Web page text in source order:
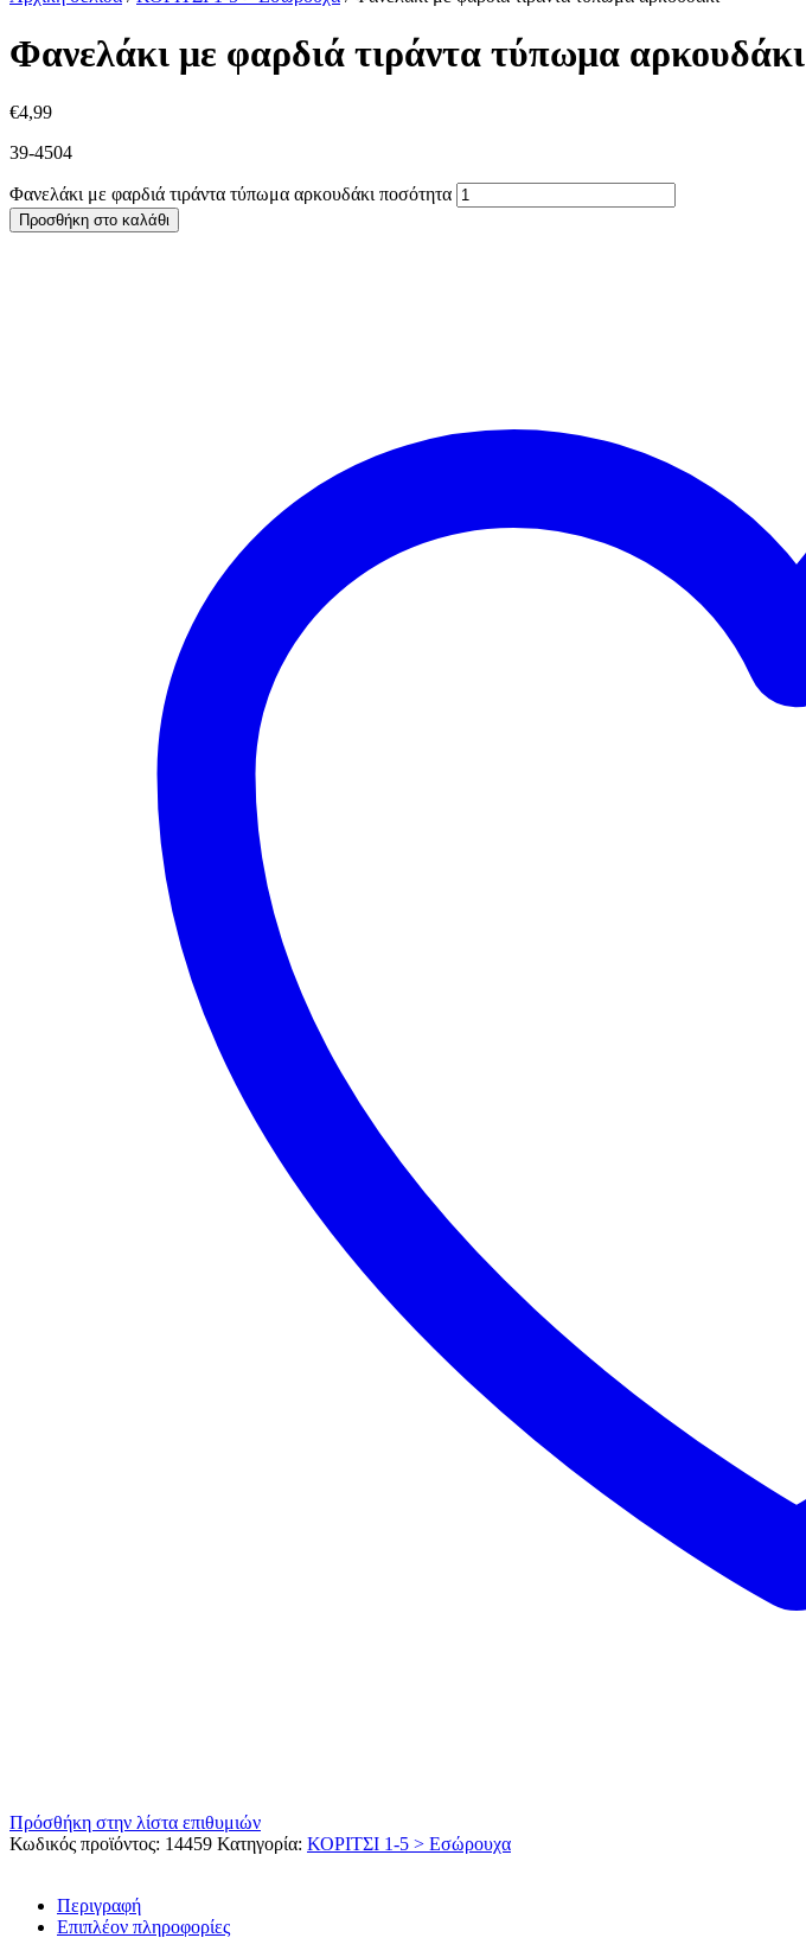
Φανελάκι με φαρδιά τιράντα τύπωμα αρκουδάκι
€4,99
39-4504
Φανελάκι με φαρδιά τιράντα τύπωμα αρκουδάκι ποσότητα
Προσθήκη στο καλάθι
Πρόσθήκη στην λίστα επιθυμιών
Κωδικός προϊόντος: 14459 Κατηγορία: ΚΟΡΙΤΣΙ 1-5 > Εσώρουχα
Περιγραφή
Επιπλέον πληροφορίες